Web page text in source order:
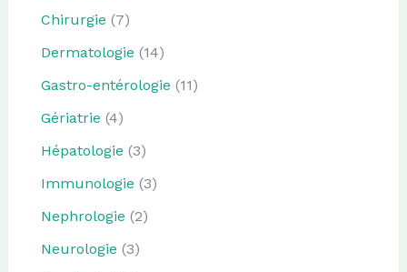
Chirurgie (7)
Dermatologie (14)
Gastro-entérologie (11)
Gériatrie (4)
Hépatologie (3)
Immunologie (3)
Nephrologie (2)
Neurologie (3)